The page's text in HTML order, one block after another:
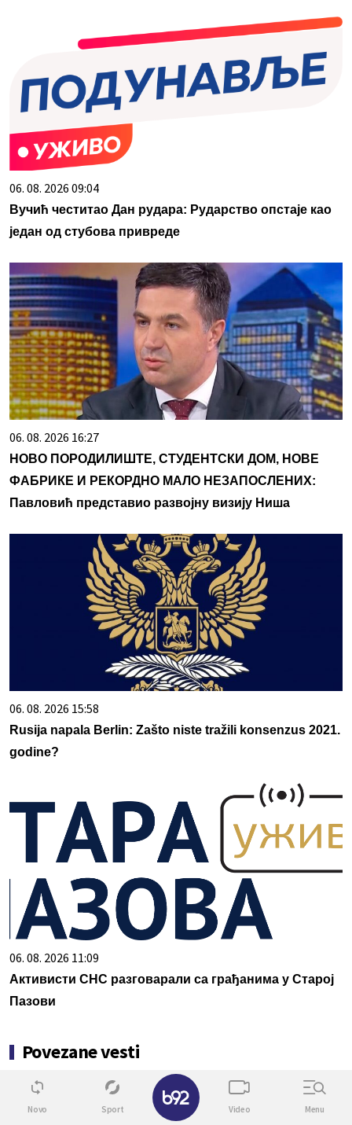
06. 08. 2026 09:04
Вучић честитао Дан рудара: Рударство опстаје као
један од стубова привреде
06. 08. 2026 16:27
НОВО ПОРОДИЛИШТЕ, СТУДЕНТСКИ ДОМ, НОВЕ
ФАБРИКЕ И РЕКОРДНО МАЛО НЕЗАПОСЛЕНИХ:
Павловић представио развојну визију Ниша
06. 08. 2026 15:58
Rusija napala Berlin: Zašto niste tražili konsenzus 2021.
godine?
06. 08. 2026 11:09
Активисти СНС разговарали са грађанима у Старој
Пазови
Povezane vesti
Novo Sport Video Menu
✕